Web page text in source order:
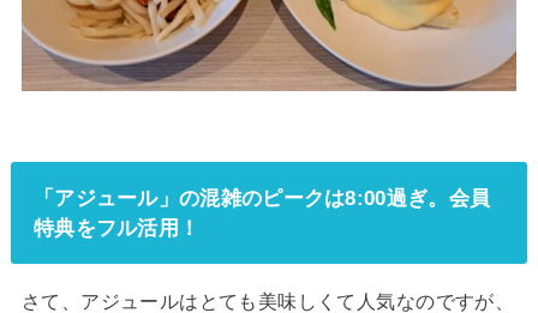
「アジュール」の混雑のピークは8:00過ぎ。会員
特典をフル活用！
さて、アジュールはとても美味しくて人気なのですが、